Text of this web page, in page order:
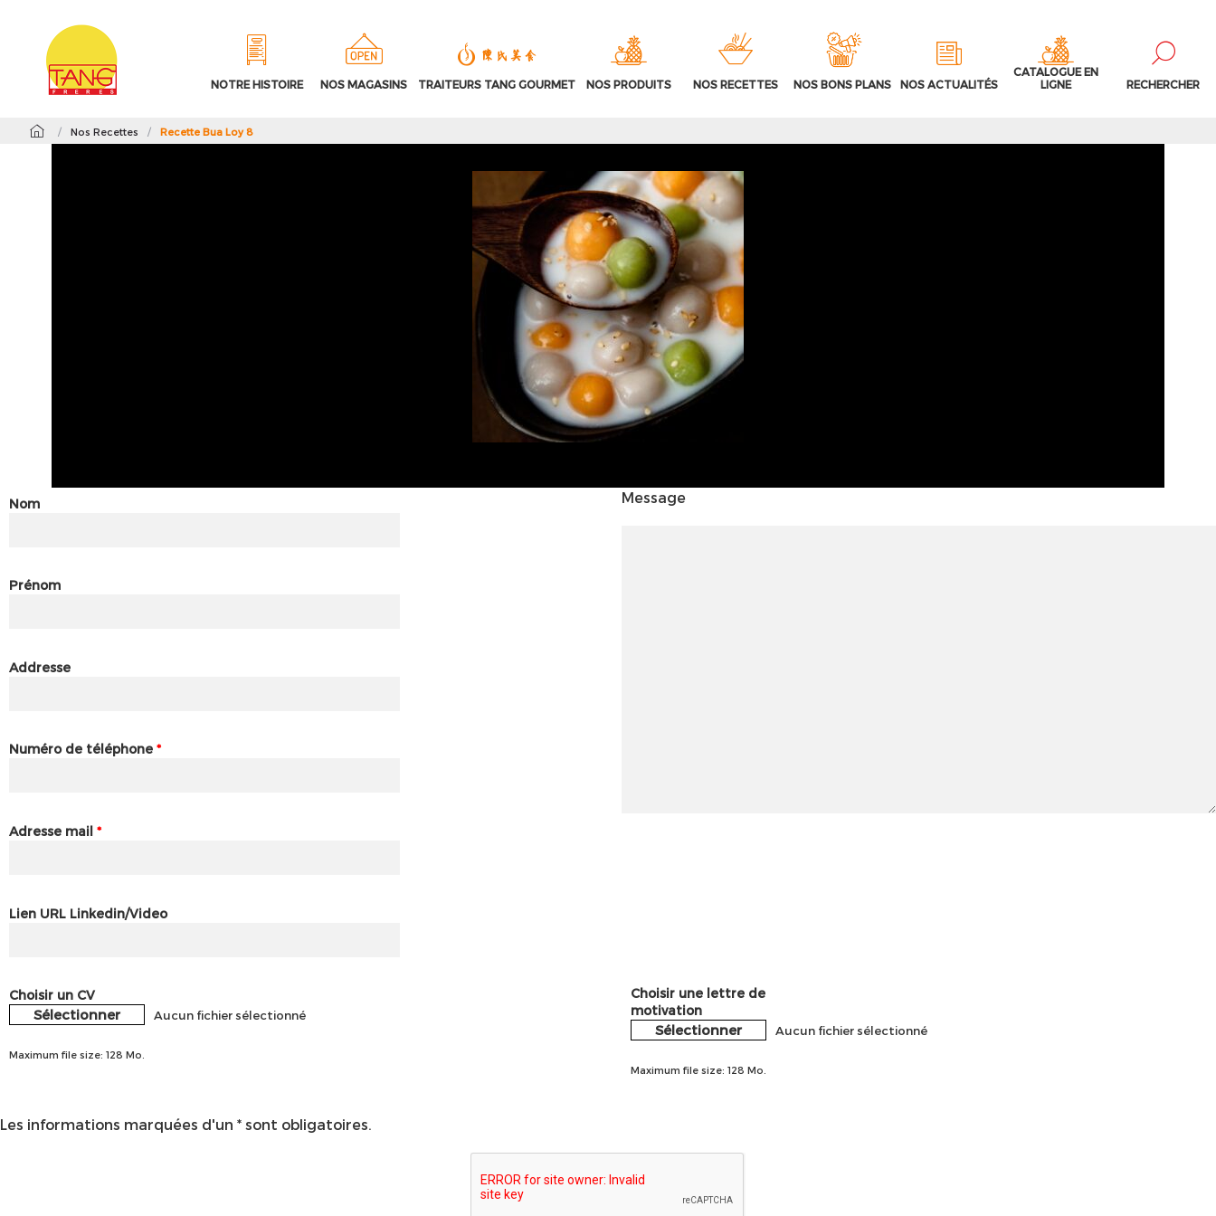
NOTRE HISTOIRE NOS MAGASINS TRAITEURS TANG GOURMET NOS PRODUITS NOS RECETTES NOS BONS PLANS NOS ACTUALITÉS
CATALOGUE EN
LIGNE
RECHERCHER
/ Nos Recettes / Recette Bua Loy 8
Nom
Prénom
Addresse
Numéro de téléphone *
Adresse mail *
Lien URL Linkedin/Video
Message
Choisir un CV
Sélectionner Aucun fichier sélectionné
Maximum file size: 128 Mo.
Choisir une lettre de
motivation
Sélectionner Aucun fichier sélectionné
Maximum file size: 128 Mo.
Les informations marquées d'un * sont obligatoires.